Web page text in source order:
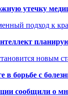
утечку
подход к
новым
борьбе с
сообщили о